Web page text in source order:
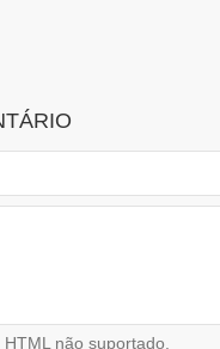
HTML não suportado.